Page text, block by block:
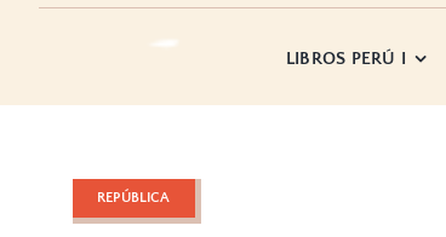
LIBROS PERÚ I
REPÚBLICA